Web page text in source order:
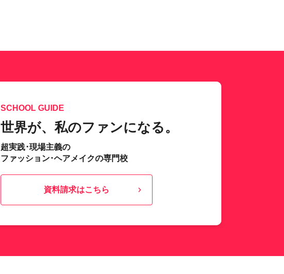
SCHOOL GUIDE
世界が、私のファンになる。
超実践･現場主義の
ファッション･ヘアメイクの専門校
資料請求はこちら